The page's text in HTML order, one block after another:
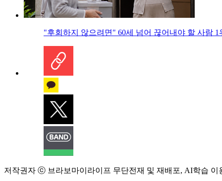
"후회하지 않으려면" 60세 넘어 끊어내야 할 사람 1
저작권자 ⓒ 브라보마이라이프 무단전재 및 재배포, AI학습 이